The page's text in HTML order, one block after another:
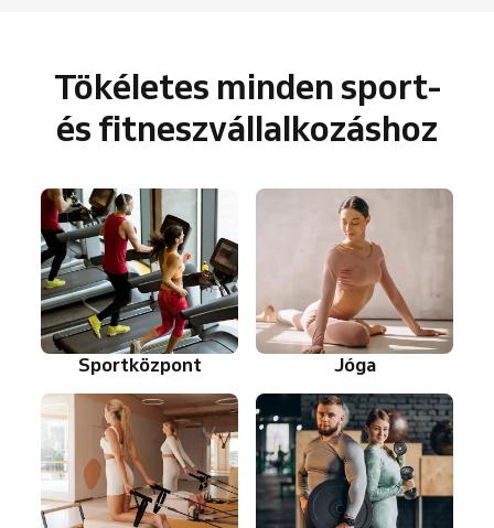
Tökéletes minden sport-
és fitneszvállalkozáshoz
Sportközpont Jóga